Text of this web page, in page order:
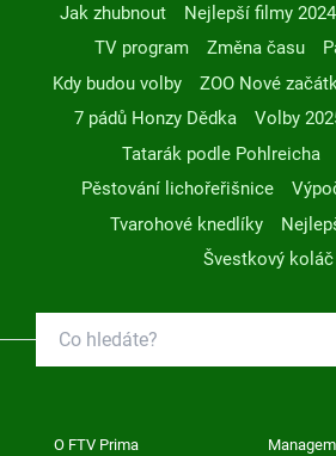
Jak zhubnout Nejlepší filmy 2024
TV program
Změna času
Kdy budou volby
ZOO Nové
7 pádů Honzy Dědka
Volby
Tatarák podle Pohlreicha
Pěstování lichořeřišnice
Tvarohové knedlíky
Švestkový koláč
O FTV Prima